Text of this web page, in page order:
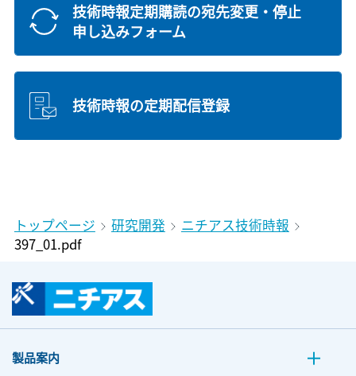
技術時報定期購読の宛先変更・停止
申し込みフォーム
技術時報の定期配信登録
トップページ 研究開発
ニチアス技術時報
397_01.pdf
製品案内